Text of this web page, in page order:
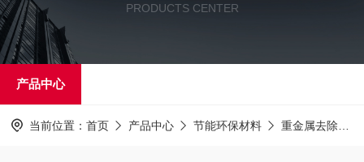
PRODUCTS CENTER
产品中心
当前位置： 首页 产品中心 节能环保材料 重金属去除剂